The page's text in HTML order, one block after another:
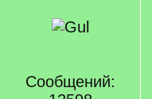
Сообщений: